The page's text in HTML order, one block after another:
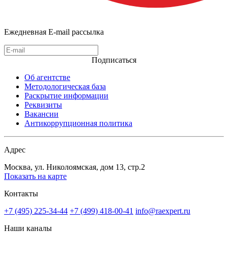
Ежедневная E-mail рассылка
Подписаться
Об агентстве
Методологическая база
Раскрытие информации
Реквизиты
Вакансии
Антикоррупционная политика
Адрес
Москва, ул. Николоямская, дом 13, стр.2
Показать на карте
Контакты
+7 (495) 225-34-44 +7 (499) 418-00-41 info@raexpert.ru
Наши каналы